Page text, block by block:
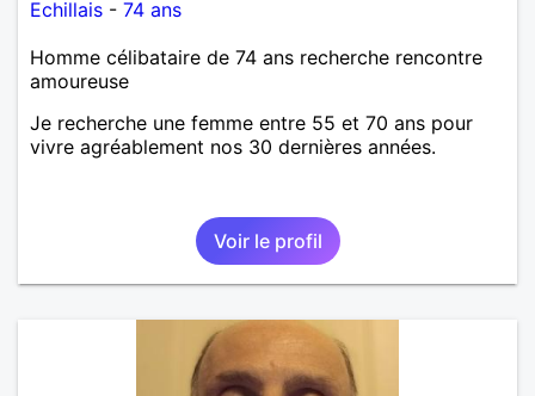
Echillais - 74 ans
Homme célibataire de 74 ans recherche rencontre
amoureuse
Je recherche une femme entre 55 et 70 ans pour
vivre agréablement nos 30 dernières années.
Voir le profil